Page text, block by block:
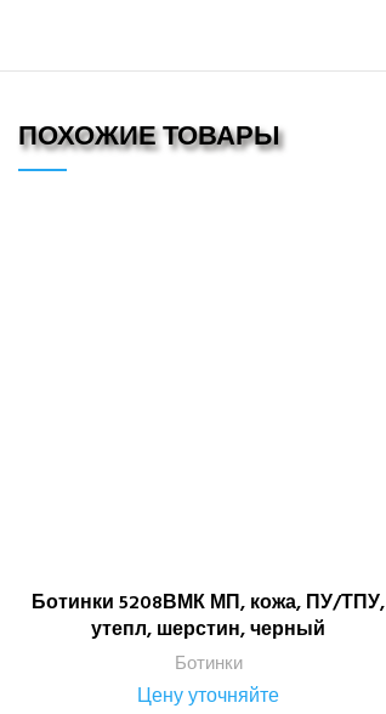
ПОХОЖИЕ ТОВАРЫ
ПОДРОБНЕЕ
Ботинки 5208ВМК МП, кожа, ПУ/ТПУ,
утепл, шерстин, черный
Ботинки
Цену уточняйте